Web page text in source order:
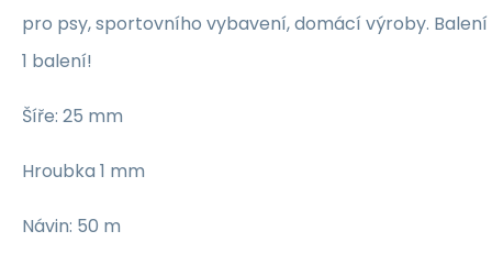
pro psy, sportovního vybavení, domácí výroby. Balení
1 balení!
Šíře: 25 mm
Hroubka 1 mm
Návin: 50 m